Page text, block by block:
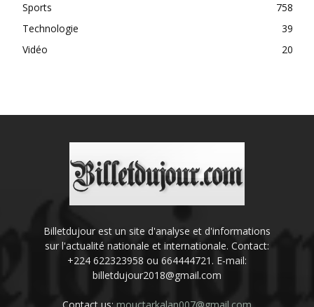
Sports
758
Technologie
39
Vidéo
20
Billetdujour est un site d'analyse et d'informations
sur l'actualité nationale et internationale. Contact:
+224 622323958 ou 664444721. E-mail:
billetdujour2018@gmail.com